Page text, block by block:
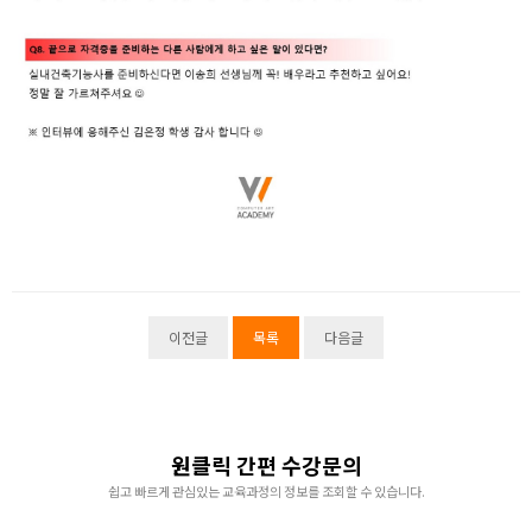
이전글 목록 다음글
원클릭 간편 수강문의
쉽고 빠르게 관심있는 교육과정의 정보를 조회할 수 있습니다.